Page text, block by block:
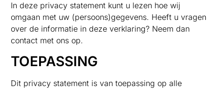
In deze privacy statement kunt u lezen hoe wij
omgaan met uw (persoons)gegevens. Heeft u vragen
over de informatie in deze verklaring? Neem dan
contact met ons op.
TOEPASSING
Dit privacy statement is van toepassing op alle